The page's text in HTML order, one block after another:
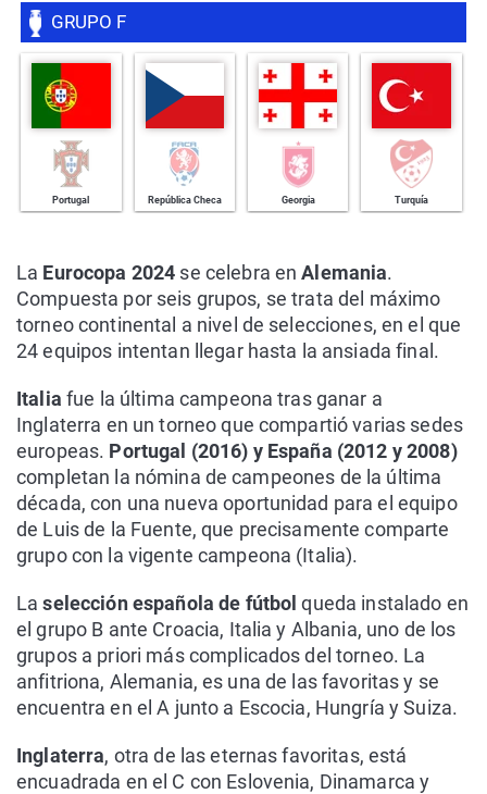
GRUPO F
Portugal República Checa Georgia Turquía
La Eurocopa 2024 se celebra enAlemania.
Compuesta por seis grupos, se trata del máximo
torneo continental a nivel de selecciones, en el que
24 equipos intentan llegar hasta la ansiada final.
Italia fue la última campeona tras ganar a
Inglaterra en un torneo que compartió varias sedes
europeas. Portugal (2016) y España (2012 y 2008)
completan la nómina de campeones de la última
década, con una nueva oportunidad para el equipo
de Luis de la Fuente, que precisamente comparte
grupo con la vigente campeona (Italia).
Laselección española de fútbol queda instalado en
el grupo B ante Croacia, Italia y Albania, uno de los
grupos a priori más complicados del torneo. La
anfitriona, Alemania, es una de las favoritas y se
encuentra en el A junto a Escocia, Hungría y Suiza.
Inglaterra, otra de las eternas favoritas, está
encuadrada en el C con Eslovenia, Dinamarca y